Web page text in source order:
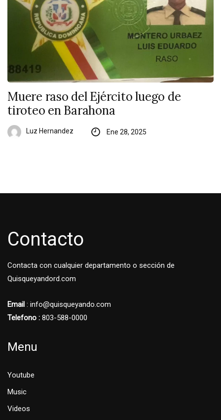
Muere raso del Ejército luego de
tiroteo en Barahona
Luz Hernandez Ene 28, 2025
Contacto
Contacta con cualquier departamento o sección de
Quisqueyandord.com
Email : info@quisqueyando.com
Telefono : 803-588-0000
Menu
Youtube
Music
Videos